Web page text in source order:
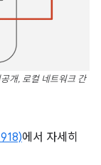
개, 로컬 네트워크 간
에서 자세히